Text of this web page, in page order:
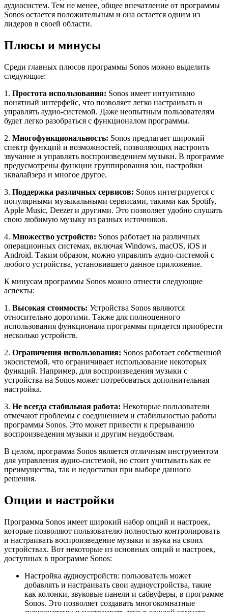
аудиосистем. Тем не менее, общее впечатление от программы
Sonos остается положительным и она остается одним из
лидеров в своей области.
Плюсы и минусы
Среди главных плюсов программы Sonos можно выделить
следующие:
1. Простота использования: Sonos имеет интуитивно
понятный интерфейс, что позволяет легко настраивать и
управлять аудио-системой. Даже неопытным пользователям
будет легко разобраться с функционалом программы.
2. Многофункциональность: Sonos предлагает широкий
спектр функций и возможностей, позволяющих настроить
звучание и управлять воспроизведением музыки. В программе
предусмотрены функции группирования зон, настройки
эквалайзера и многое другое.
3. Поддержка различных сервисов: Sonos интегрируется с
популярными музыкальными сервисами, такими как Spotify,
Apple Music, Deezer и другими. Это позволяет удобно слушать
свою любимую музыку из разных источников.
4. Множество устройств: Sonos работает на различных
операционных системах, включая Windows, macOS, iOS и
Android. Таким образом, можно управлять аудио-системой с
любого устройства, установившего данное приложение.
К минусам программы Sonos можно отнести следующие
аспекты:
1. Высокая стоимость: Устройства Sonos являются
относительно дорогими. Также для полноценного
использования функционала программы придется приобрести
несколько устройств.
2. Ограничения использования: Sonos работает собственной
экосистемой, что ограничивает использование некоторых
функций. Например, для воспроизведения музыки с
устройства на Sonos может потребоваться дополнительная
настройка.
3. Не всегда стабильная работа: Некоторые пользователи
отмечают проблемы с соединением и стабильностью работы
программы Sonos. Это может привести к прерыванию
воспроизведения музыки и другим неудобствам.
В целом, программа Sonos является отличным инструментом
для управления аудио-системой, но стоит учитывать как ее
преимущества, так и недостатки при выборе данного
решения.
Опции и настройки
Программа Sonos имеет широкий набор опций и настроек,
которые позволяют пользователю полностью контролировать
и настраивать воспроизведение музыки и звука на своих
устройствах. Вот некоторые из основных опций и настроек,
доступных в программе Sonos:
Настройка аудиоустройств: пользователь может
добавлять и настраивать свои аудиоустройства, такие
как колонки, звуковые панели и сабвуферы, в программе
Sonos. Это позволяет создавать многокомнатные